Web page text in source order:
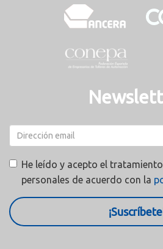
He leído y acepto el
personales de acuerdo con la